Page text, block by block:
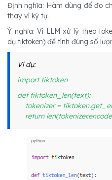
Định nghĩa: Hàm dùng để đo
thay vì ký tự.
Ý nghĩa: Vì LLM xử lý theo
dụ tiktoken) để tính đúng số
Ví dụ:
import tiktoken
def tiktoken_len(text):
tokenizer =
return